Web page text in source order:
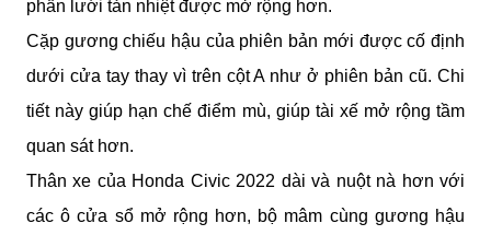
phần lưới tản nhiệt được mở rộng hơn.
Cặp gương chiếu hậu của phiên bản mới được cố định
dưới cửa tay thay vì trên cột A như ở phiên bản cũ. Chi
tiết này giúp hạn chế điểm mù, giúp tài xế mở rộng tầm
quan sát hơn.
Thân xe của Honda Civic 2022 dài và nuột nà hơn với
các ô cửa sổ mở rộng hơn, bộ mâm cùng gương hậu